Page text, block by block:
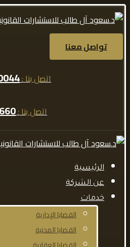
تواصل معنا
اتصل بنا :633 50 966+
اتصل بنا :
الرئيسية
عن الشركة
خدمات
القضايا الإدارية
القضايا المدنية